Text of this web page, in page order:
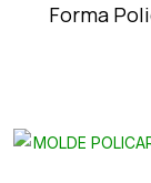
Forma